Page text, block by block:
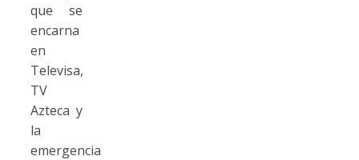
que se
encarna
en
Televisa,
TV
Azteca y
la
emergencia